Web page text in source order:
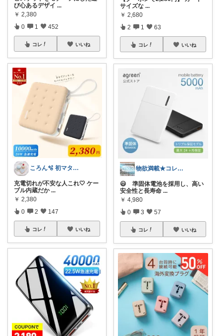
び心あるデザイ ...
￥ 2,380
0 1 452
コレ いいね
ころん🫧 初マタ×かわいい暮らし
充電切れが不安な人これ🤍 ケー
ブル内蔵だか ...
￥ 2,380
0 2 147
コレ いいね
サイズな ...
￥ 2,680
2 1 63
コレ いいね
物欲満載★コレクションは商品分類別です★
😃 準固体電池を採用し、高い
安全性と長寿命 ...
￥ 4,980
0 3 57
コレ いいね